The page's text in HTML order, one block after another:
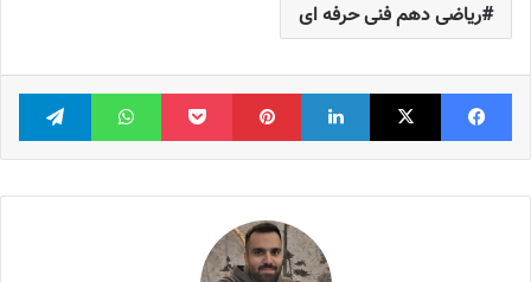
ریاضی دهم فنی حرفه ای
فیس بوک X لینکدین ‫پین‌ترست پاکت واتس آپ